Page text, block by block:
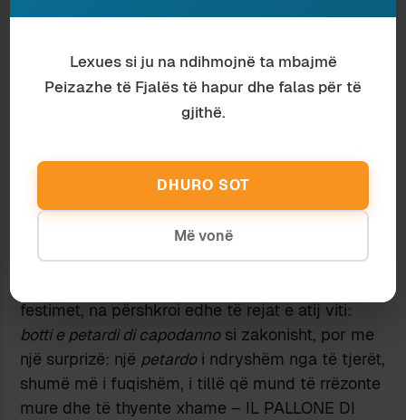
procesion karnavali të pandalshëm.
një nga lagjet më “maradoniane” të Napolit, ia
behën Krishtlindjet dhe pastaj i famshmi, ose
mbase famëkeqi Capodanno napolitan – të cilin
fishekzjarrësh, shashkash, shpërthimesh dhe
zhurmash të tjera të paimagjinueshme. Na
këshilluan që të mos dilnim nga shtëpia, të
mbyllnim dritaret, të ulnim grilat – mundësisht të
fiknim edhe dritat, sepse së shpejti do të niste
festimet, na përshkroi edhe të rejat e atij viti:
botti e petardi di capodannosi zakonisht, por me
një surprizë: një petardoi ndryshëm nga të tjerët,
shumë më i fuqishëm, i tillë që mund të rrëzonte
mure dhe të thyente xhame – IL PALLONE DI
Lexues si ju na ndihmojnë ta mbajmë
Peizazhe të Fjalës të hapur dhe falas për të
gjithë.
DHURO SOT
Më vonë